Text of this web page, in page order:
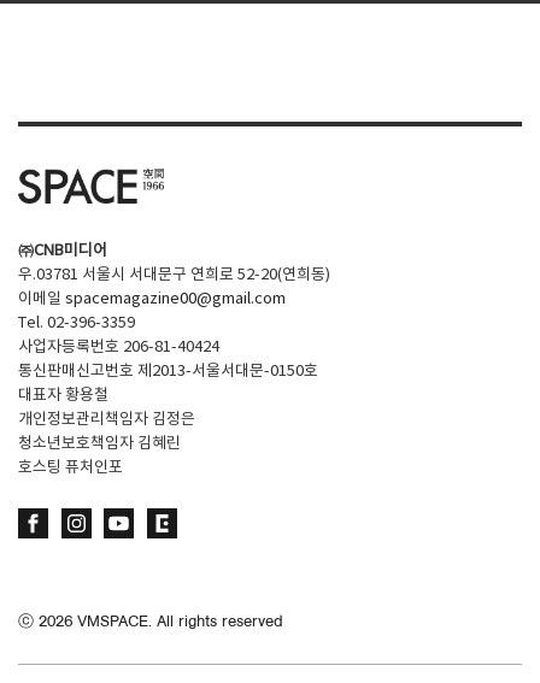
㈜CNB미디어
우.03781 서울시 서대문구 연희로 52-20(연희동)
이메일 spacemagazine00@gmail.com
Tel. 02-396-3359
사업자등록번호 206-81-40424
통신판매신고번호 제2013-서울서대문-0150호
대표자 황용철
개인정보관리책임자 김정은
청소년보호책임자 김혜린
호스팅 퓨처인포
ⓒ 2026 VMSPACE. All rights reserved